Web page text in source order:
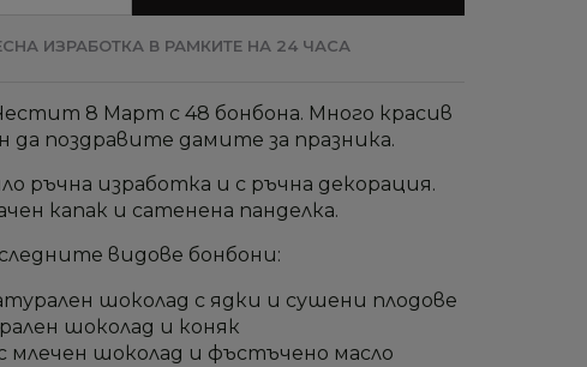
ИЗРАБОТКА В РАМКИТЕ НА 24 ЧАСА
8 Март с 48 бонбона. Много красив
да поздравите дамите за празника.
ръчна изработка и с ръчна декорация.
капак и сатенена панделка.
видове бонбони:
шоколад с ядки и сушени плодове
шоколад и коняк
млечен шоколад и фъстъчено масло